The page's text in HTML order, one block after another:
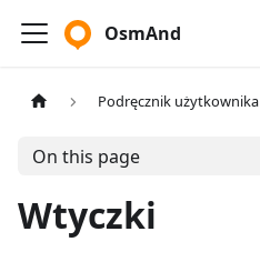
OsmAnd
Podręcznik użytkownika
On this page
Wtyczki